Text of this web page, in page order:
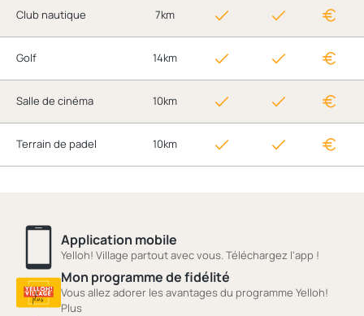
Club nautique 7km
Golf 14km
Salle de cinéma 10km
Terrain de padel 10km
Application mobile
Yelloh! Village partout avec vous. Téléchargez l'app !
Mon programme de fidélité
Vous allez adorer les avantages du programme Yelloh!
Plus